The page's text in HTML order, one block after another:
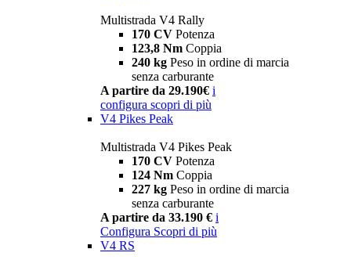
Multistrada V4 Rally
170 CV Potenza
123,8 Nm Coppia
240 kg Peso in ordine di marcia
senza carburante
A partire da 29.190€ i
configura scopri di più
V4 Pikes Peak
Multistrada V4 Pikes Peak
170 CV Potenza
124 Nm Coppia
227 kg Peso in ordine di marcia
senza carburante
A partire da 33.190 € i
Configura Scopri di più
V4 RS